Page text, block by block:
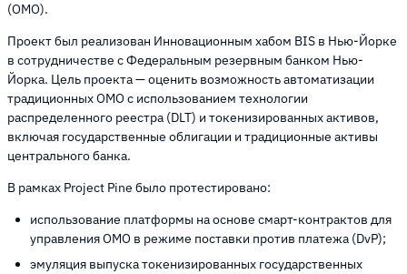
(OMO).
Проект был реализован Инновационным хабом BIS в Нью-Йорке
в сотрудничестве с Федеральным резервным банком Нью-
Йорка. Цель проекта — оценить возможность автоматизации
традиционных ОМО с использованием технологии
распределенного реестра (DLT) и токенизированных активов,
включая государственные облигации и традиционные активы
центрального банка.
В рамках Project Pine было протестировано:
использование платформы на основе смарт-контрактов для
управления OMO в режиме поставки против платежа (DvP);
эмуляция выпуска токенизированных государственных